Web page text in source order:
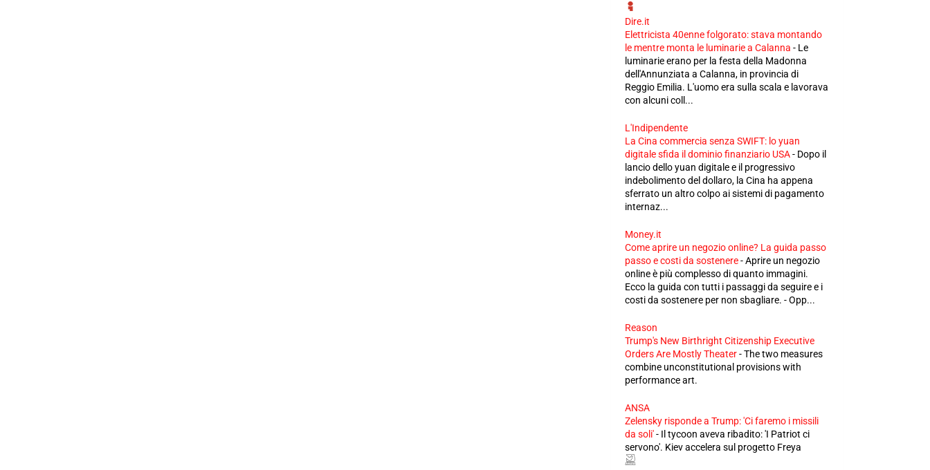
Dire.it
Elettricista 40enne folgorato: stava montando
le mentre monta le luminarie a Calanna - Le
luminarie erano per la festa della Madonna
dell'Annunziata a Calanna, in provincia di
Reggio Emilia. L'uomo era sulla scala e lavorava
con alcuni coll...
L'Indipendente
La Cina commercia senza SWIFT: lo yuan
digitale sfida il dominio finanziario USA- Dopo il
lancio dello yuan digitale e il progressivo
indebolimento del dollaro, la Cina ha appena
sferrato un altro colpo ai sistemi di pagamento
internaz...
Money.it
Come aprire un negozio online? La guida passo
passo e costi da sostenere-Aprire un negozio
online è più complesso di quanto immagini.
Ecco la guida con tutti i passaggi da seguire e i
costi da sostenere per non sbagliare. - Opp...
Reason
Trump's New Birthright Citizenship Executive
Orders Are Mostly Theater-The two measures
combine unconstitutional provisions with
performance art.
ANSA
Zelensky risponde a Trump: 'Ci faremo i missili
da soli'- Il tycoon aveva ribadito: 'I Patriot ci
servono'. Kiev accelera sul progetto Freya